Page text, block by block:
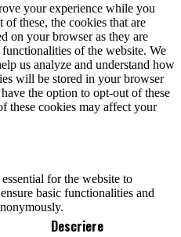
your experience while you
these, the cookies that are
on your browser as they are
of the website. We
us analyze and understand how
will be stored in your browser
the option to opt-out of these
these cookies may affect your
for the website to
basic functionalities and
Descriere